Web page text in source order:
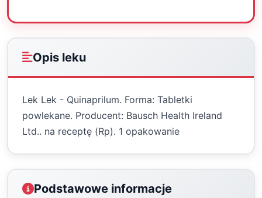
Opis leku
Lek Lek - Quinaprilum. Forma: Tabletki
powlekane. Producent: Bausch Health Ireland
Ltd.. na receptę (Rp). 1 opakowanie
Podstawowe informacje